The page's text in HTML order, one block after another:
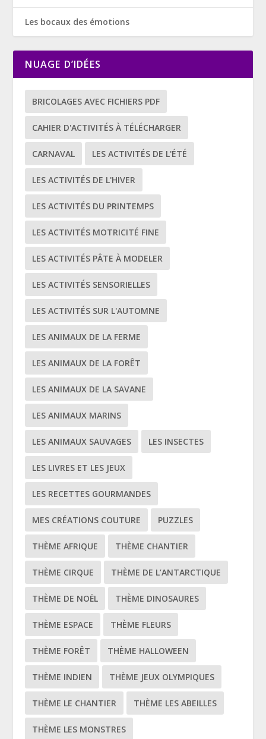
Les bocaux des émotions
NUAGE D’IDÉES
BRICOLAGES AVEC FICHIERS PDF
CAHIER D'ACTIVITÉS À TÉLÉCHARGER
CARNAVAL LES ACTIVITÉS DE L'ÉTÉ
LES ACTIVITÉS DE L'HIVER
LES ACTIVITÉS DU PRINTEMPS
LES ACTIVITÉS MOTRICITÉ FINE
LES ACTIVITÉS PÂTE À MODELER
LES ACTIVITÉS SENSORIELLES
LES ACTIVITÉS SUR L'AUTOMNE
LES ANIMAUX DE LA FERME
LES ANIMAUX DE LA FORÊT
LES ANIMAUX DE LA SAVANE
LES ANIMAUX MARINS
LES ANIMAUX SAUVAGES LES INSECTES
LES LIVRES ET LES JEUX
LES RECETTES GOURMANDES
MES CRÉATIONS COUTURE PUZZLES
THÈME AFRIQUE THÈME CHANTIER
THÈME CIRQUE THÈME DE L’ANTARCTIQUE
THÈME DE NOËL THÈME DINOSAURES
THÈME ESPACE THÈME FLEURS
THÈME FORÊT THÈME HALLOWEEN
THÈME INDIEN THÈME JEUX OLYMPIQUES
THÈME LE CHANTIER THÈME LES ABEILLES
THÈME LES MONSTRES